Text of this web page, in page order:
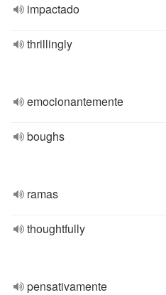
impactado
thrillingly
emocionantemente
boughs
ramas
thoughtfully
pensativamente